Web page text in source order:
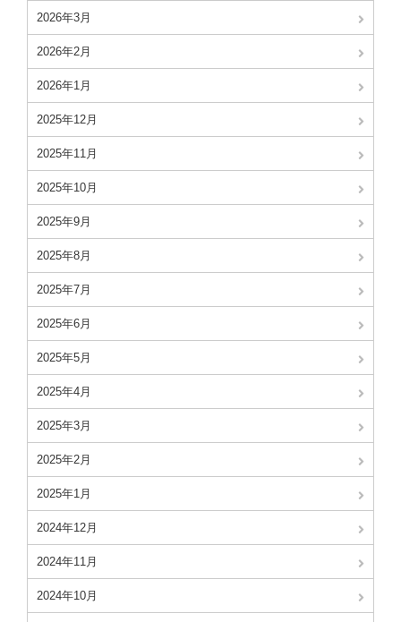
2026年3月
2026年2月
2026年1月
2025年12月
2025年11月
2025年10月
2025年9月
2025年8月
2025年7月
2025年6月
2025年5月
2025年4月
2025年3月
2025年2月
2025年1月
2024年12月
2024年11月
2024年10月